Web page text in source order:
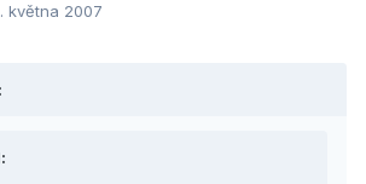
května 2007